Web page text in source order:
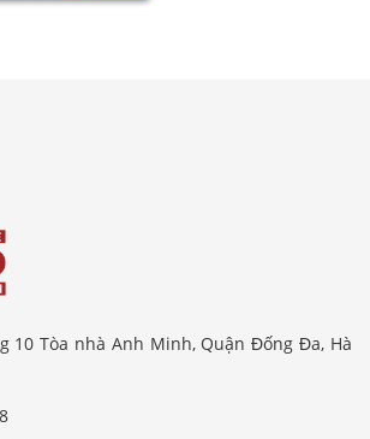
10 Tòa nhà Anh Minh, Quận Đống Đa, Hà